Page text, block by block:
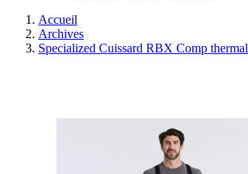
Accueil
Archives
Specialized Cuissard RBX Comp thermal